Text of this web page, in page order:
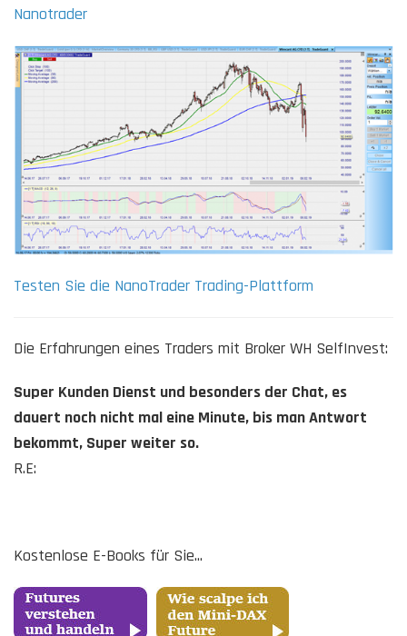
Nanotrader
Testen Sie die NanoTrader Trading-Plattform
Die Erfahrungen eines Traders mit Broker WH SelfInvest:
Super Kunden Dienst und besonders der Chat, es
dauert noch nicht mal eine Minute, bis man Antwort
bekommt, Super weiter so.
R.E:
Kostenlose E-Books für Sie...